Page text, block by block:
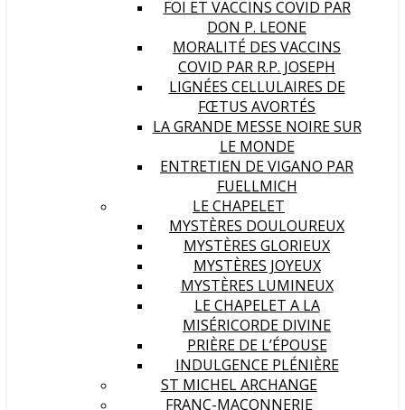
FOI ET VACCINS COVID PAR
DON P. LEONE
MORALITÉ DES VACCINS
COVID PAR R.P. JOSEPH
LIGNÉES CELLULAIRES DE
FŒTUS AVORTÉS
LA GRANDE MESSE NOIRE SUR
LE MONDE
ENTRETIEN DE VIGANO PAR
FUELLMICH
LE CHAPELET
MYSTÈRES DOULOUREUX
MYSTÈRES GLORIEUX
MYSTÈRES JOYEUX
MYSTÈRES LUMINEUX
LE CHAPELET A LA
MISÉRICORDE DIVINE
PRIÈRE DE L’ÉPOUSE
INDULGENCE PLÉNIÈRE
ST MICHEL ARCHANGE
FRANC-MAÇONNERIE